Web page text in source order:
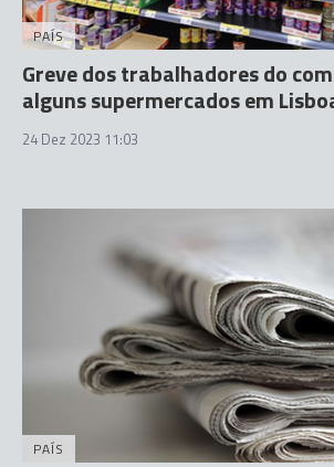
PAÍS
Greve dos trabalhadores do
alguns supermercados em
24 Dez 2023 11:03
PAÍS